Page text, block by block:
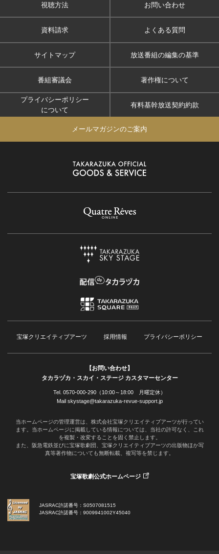
視聴方法 お問い合わせ
資料請求 よくある質問
サイトマップ 放送番組の編集の基準
番組審議会 著作権について
プライバシーポリシー
について
有料基幹放送契約約款
メールマガジンのご案内
宝塚クリエイティブアーツ 採用情報 プライバシーポリシー
【お問い合わせ】
タカラヅカ・スカイ・ステージ カスタマーセンター
Tel. 0570-000-290（10:00～18:00 月曜定休）
Mail skystage@takarazuka-revue-support.jp
当ホームページの管理運営は、株式会社宝塚クリエイティブアーツが行ってい
ます。当ホームページに掲載している情報については、当社の許可なく、これ
を複製・改変することを固く禁止します。
また、阪急電鉄並びに宝塚歌劇団、宝塚クリエイティブアーツの出版物ほか写
真等著作物についても無断転載、複写等を禁じます。
宝塚歌劇公式ホームページ
JASRAC許諾番号：S0507081515
JASRAC許諾番号：9009941002Y45040